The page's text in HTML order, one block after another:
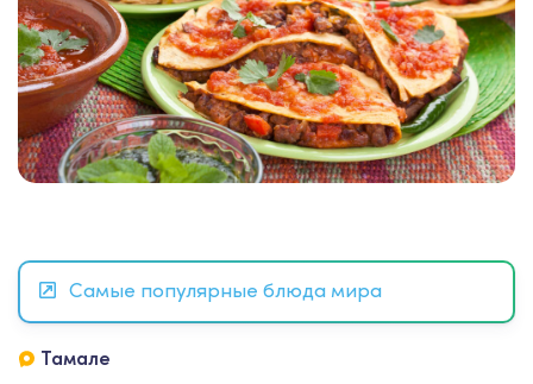
Самые популярные блюда мира
Тамале